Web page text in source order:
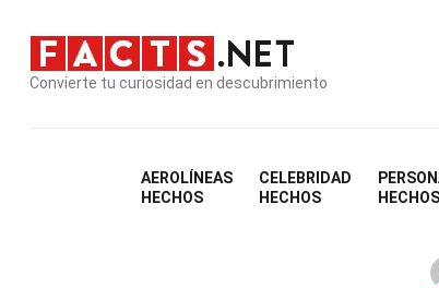
Convierte tu curiosidad en descubrimiento
AEROLÍNEAS
HECHOS
CELEBRIDAD
HECHOS
HECHOS